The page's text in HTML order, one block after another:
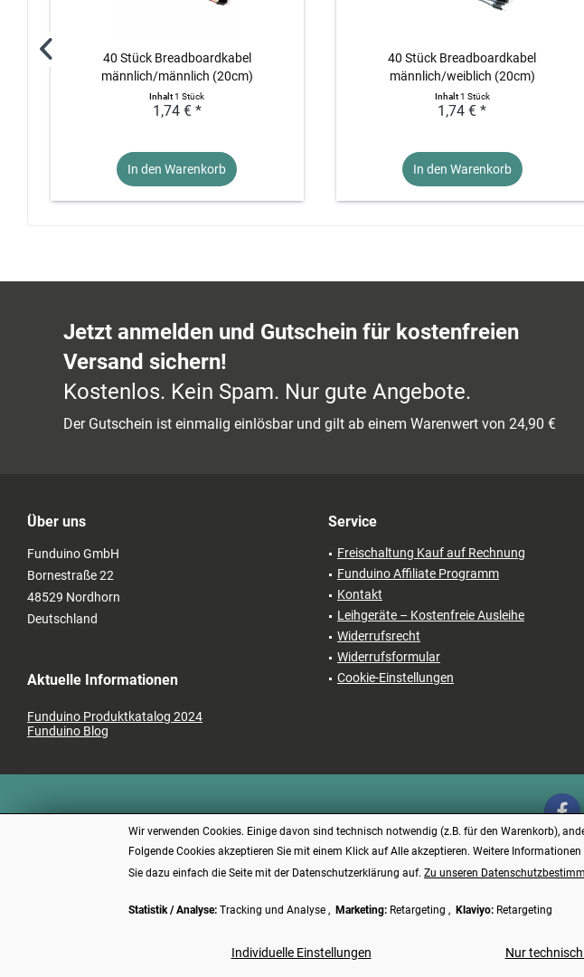
40 Stück Breadboardkabel
männlich/männlich (20cm)
Inhalt1 Stück
1,74 € *
In den Warenkorb
40 Stück Breadboardkabel
männlich/weiblich (20cm)
Inhalt1 Stück
1,74 € *
In den Warenkorb
Jetzt anmelden und Gutschein für kostenfreien
Versand sichern!
Kostenlos. Kein Spam. Nur gute Angebote.
Der Gutschein ist einmalig einlösbar und gilt ab einem Warenwert von 24,90 €
Über uns
Funduino GmbH
Bornestraße 22
48529 Nordhorn
Deutschland
Aktuelle Informationen
Funduino Produktkatalog 2024
Funduino Blog
Service
Freischaltung Kauf auf Rechnung
Funduino Affiliate Programm
Kontakt
Leihgeräte – Kostenfreie Ausleihe
Widerrufsrecht
Widerrufsformular
Cookie-Einstellungen
* Alle Preise verstehen sich inkl.
Wir verwenden Cookies. Einige davon sind technisch notwendig (z.B. für den Warenkorb),
Folgende Cookies akzeptieren Sie mit einem Klick auf Alle akzeptieren. Weitere
Sie dazu einfach die Seite mit der Datenschutzerklärung auf. Zu unseren
Statistik / Analyse: Tracking und Analyse , Marketing: Retargeting , Klaviyo: Retargeting
Individuelle Einstellungen Nur